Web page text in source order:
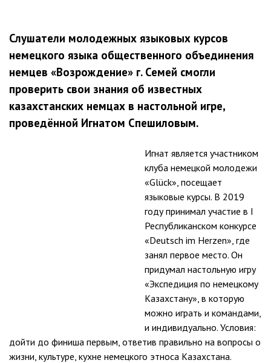
Слушатели молодежных языковых курсов
немецкого языка общественного объединения
немцев «Возрождение» г. Семей смогли
проверить свои знания об известных
казахстанских немцах в настольной игре,
проведённой Игнатом Спешиловым.
Игнат является участником
клуба немецкой молодежи
«Glück», посещает
языковые курсы. В 2019
году принимал участие в I
Республиканском конкурсе
«Deutsch im Herzen», где
занял первое место. Он
придумал настольную игру
«Экспедиция по немецкому
Казахстану», в которую
можно играть и командами,
и индивидуально. Условия:
дойти до финиша первым, ответив правильно на вопросы о
жизни, культуре, кухне немецкого этноса Казахстана.